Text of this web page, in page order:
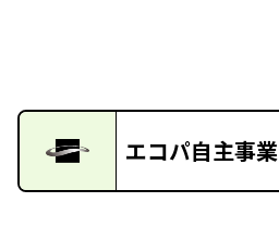
エコパ自主事業